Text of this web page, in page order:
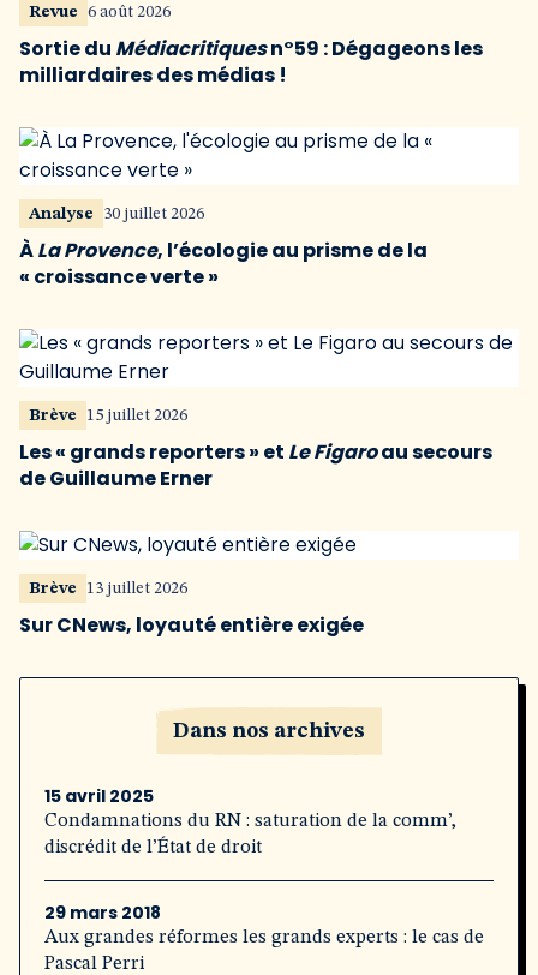
Revue 6 août 2026
Sortie du Médiacritiquesn°59 : Dégageons les
milliardaires des médias !
Analyse 30 juillet 2026
ÀLa Provence, l’écologie au prisme de la
« croissance verte »
Brève 15 juillet 2026
Les « grands reporters » et Le Figaroau secours
de Guillaume Erner
Brève 13 juillet 2026
Sur CNews, loyauté entière exigée
Dans nos archives
15 avril 2025
Condamnations du RN : saturation de la comm’,
discrédit de l’État de droit
29 mars 2018
Aux grandes réformes les grands experts : le cas de
Pascal Perri